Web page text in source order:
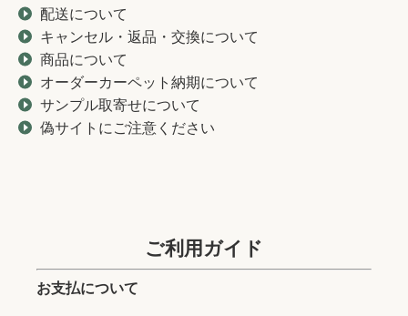
配送について
キャンセル・返品・交換について
商品について
オーダーカーペット納期について
サンプル取寄せについて
偽サイトにご注意ください
ご利用ガイド
お支払について